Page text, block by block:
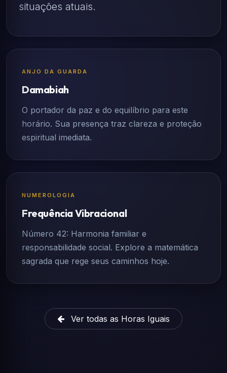
situações atuais.
ANJO DA GUARDA
Damabiah
O portador da paz e do equilíbrio para este
horário. Sua presença traz clareza e proteção
espiritual imediata.
NUMEROLOGIA
Frequência Vibracional
Número 42: Harmonia familiar e
responsabilidade social. Explore a matemática
sagrada que rege seus caminhos hoje.
Ver todas as Horas Iguais